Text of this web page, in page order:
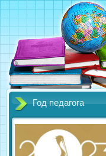
Год педагога